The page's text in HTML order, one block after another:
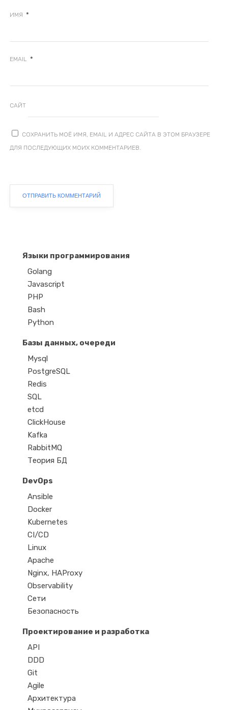
ИМЯ *
EMAIL *
САЙТ
СОХРАНИТЬ МОЁ ИМЯ, EMAIL И АДРЕС САЙТА В ЭТОМ БРАУЗЕРЕ
ДЛЯ ПОСЛЕДУЮЩИХ МОИХ КОММЕНТАРИЕВ.
Языки программирования
Golang
Javascript
PHP
Bash
Python
Базы данных, очереди
Mysql
PostgreSQL
Redis
SQL
etcd
ClickHouse
Kafka
RabbitMQ
Теория БД
DevOps
Ansible
Docker
Kubernetes
CI/CD
Linux
Apache
Nginx, HAProxy
Observability
Сети
Безопасность
Проектирование и разработка
API
DDD
Git
Agile
Архитектура